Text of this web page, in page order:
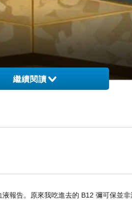
繼續閱讀
報告。原來我吃進去的 B12 彌可保並非